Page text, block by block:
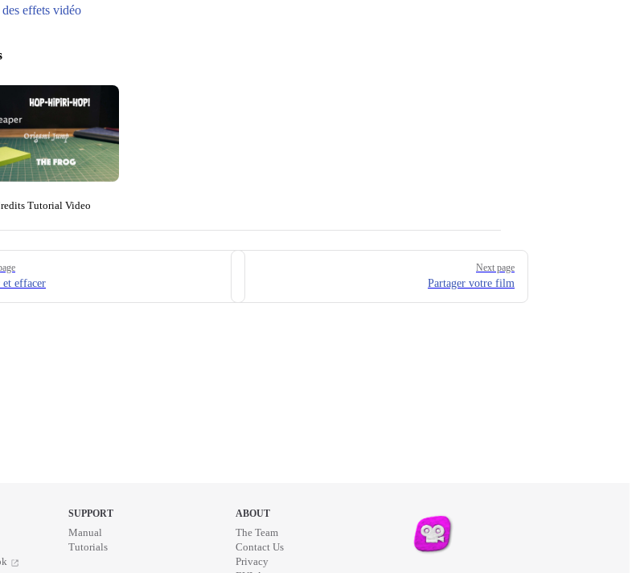
effets vidéo
Tutorial Video
et effacer
Next page
Partager votre film
SUPPORT
Manual
Tutorials
ABOUT
The Team
Contact Us
Privacy